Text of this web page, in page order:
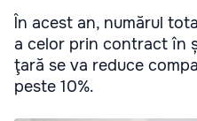
În acest an, numărul
a celor prin contract în
ţară se va reduce
peste 10%.